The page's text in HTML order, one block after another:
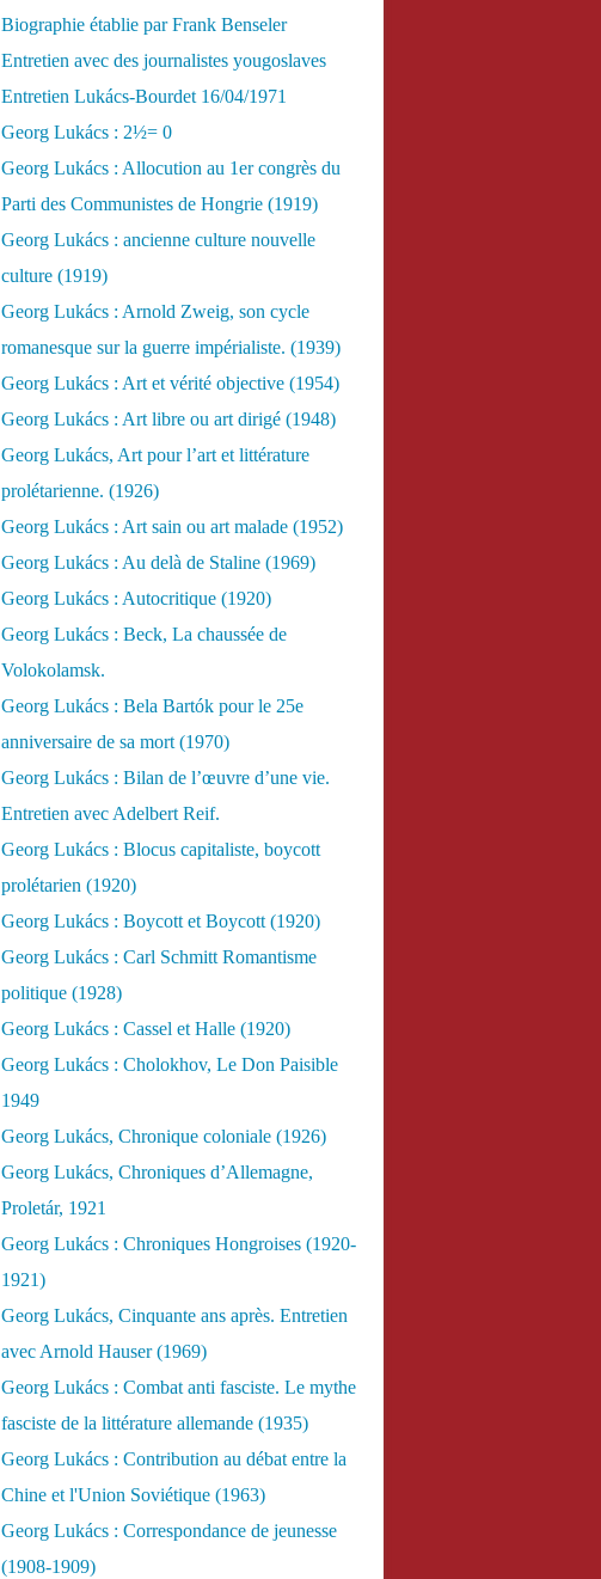
Biographie établie par Frank Benseler
Entretien avec des journalistes yougoslaves
Entretien Lukács-Bourdet 16/04/1971
Georg Lukács : 2½= 0
Georg Lukács : Allocution au 1er congrès du
Parti des Communistes de Hongrie (1919)
Georg Lukács : ancienne culture nouvelle
culture (1919)
Georg Lukács : Arnold Zweig, son cycle
romanesque sur la guerre impérialiste. (1939)
Georg Lukács : Art et vérité objective (1954)
Georg Lukács : Art libre ou art dirigé (1948)
Georg Lukács, Art pour l’art et littérature
prolétarienne. (1926)
Georg Lukács : Art sain ou art malade (1952)
Georg Lukács : Au delà de Staline (1969)
Georg Lukács : Autocritique (1920)
Georg Lukács : Beck, La chaussée de
Volokolamsk.
Georg Lukács : Bela Bartók pour le 25e
anniversaire de sa mort (1970)
Georg Lukács : Bilan de l’œuvre d’une vie.
Entretien avec Adelbert Reif.
Georg Lukács : Blocus capitaliste, boycott
prolétarien (1920)
Georg Lukács : Boycott et Boycott (1920)
Georg Lukács : Carl Schmitt Romantisme
politique (1928)
Georg Lukács : Cassel et Halle (1920)
Georg Lukács : Cholokhov, Le Don Paisible
1949
Georg Lukács, Chronique coloniale (1926)
Georg Lukács, Chroniques d’Allemagne,
Proletár, 1921
Georg Lukács : Chroniques Hongroises (1920-
1921)
Georg Lukács, Cinquante ans après. Entretien
avec Arnold Hauser (1969)
Georg Lukács : Combat anti fasciste. Le mythe
fasciste de la littérature allemande (1935)
Georg Lukács : Contribution au débat entre la
Chine et l'Union Soviétique (1963)
Georg Lukács : Correspondance de jeunesse
(1908-1909)